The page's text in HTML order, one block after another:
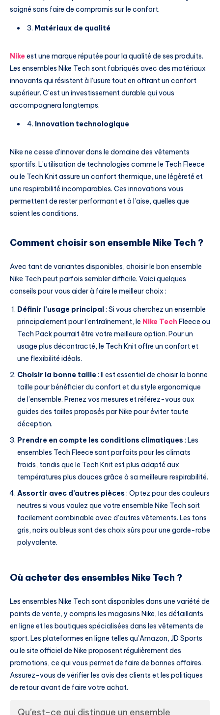
soigné sans faire de compromis sur le confort.
3. Matériaux de qualité
Nike est une marque réputée pour la qualité de ses produits.
Les ensembles Nike Tech sont fabriqués avec des matériaux
innovants qui résistent à l’usure tout en offrant un confort
supérieur. C’est un investissement durable qui vous
accompagnera longtemps.
4. Innovation technologique
Nike ne cesse d’innover dans le domaine des vêtements
sportifs. L’utilisation de technologies comme le Tech Fleece
ou le Tech Knit assure un confort thermique, une légèreté et
une respirabilité incomparables. Ces innovations vous
permettent de rester performant et à l’aise, quelles que
soient les conditions.
Comment choisir son ensemble Nike Tech ?
Avec tant de variantes disponibles, choisir le bon ensemble
Nike Tech peut parfois sembler difficile. Voici quelques
conseils pour vous aider à faire le meilleur choix :
Définir l’usage principal : Si vous cherchez un ensemble
principalement pour l’entraînement, le Nike Tech Fleece ou
Tech Pack pourrait être votre meilleure option. Pour un
usage plus décontracté, le Tech Knit offre un confort et
une flexibilité idéals.
Choisir la bonne taille: Il est essentiel de choisir la bonne
taille pour bénéficier du confort et du style ergonomique
de l’ensemble. Prenez vos mesures et référez-vous aux
guides des tailles proposés par Nike pour éviter toute
déception.
Prendre en compte les conditions climatiques : Les
ensembles Tech Fleece sont parfaits pour les climats
froids, tandis que le Tech Knit est plus adapté aux
températures plus douces grâce à sa meilleure respirabilité.
Assortir avec d’autres pièces : Optez pour des couleurs
neutres si vous voulez que votre ensemble Nike Tech soit
facilement combinable avec d’autres vêtements. Les tons
gris, noirs ou bleus sont des choix sûrs pour une garde-robe
polyvalente.
Où acheter des ensembles Nike Tech ?
Les ensembles Nike Tech sont disponibles dans une variété de
points de vente, y compris les magasins Nike, les détaillants
en ligne et les boutiques spécialisées dans les vêtements de
sport. Les plateformes en ligne telles qu’Amazon, JD Sports
ou le site officiel de Nike proposent régulièrement des
promotions, ce qui vous permet de faire de bonnes affaires.
Assurez-vous de vérifier les avis des clients et les politiques
de retour avant de faire votre achat.
Qu’est-ce qui distingue un ensemble